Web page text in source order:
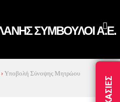
› Υποβολή Σύνοψης Μητρώου